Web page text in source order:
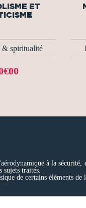
ET
& spiritualité
à la sécurité,
traités.
de certains éléments de